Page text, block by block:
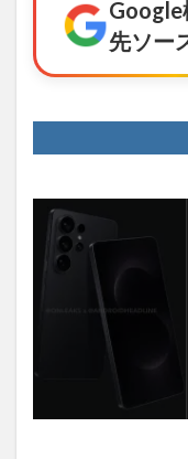
Google
先ソー